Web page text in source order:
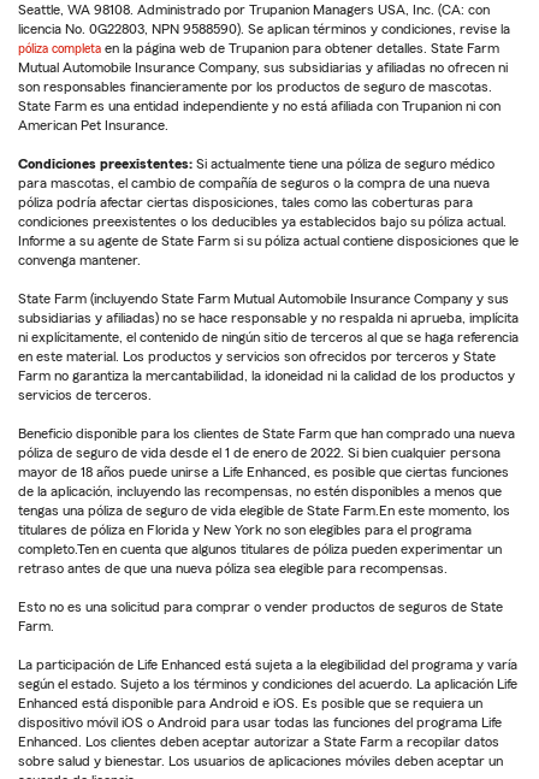
Seattle, WA 98108. Administrado por Trupanion Managers USA, Inc. (CA: con
licencia No. 0G22803, NPN 9588590). Se aplican términos y condiciones, revise la
póliza completa en la página web de Trupanion para obtener detalles. State Farm
Mutual Automobile Insurance Company, sus subsidiarias y afiliadas no ofrecen ni
son responsables financieramente por los productos de seguro de mascotas.
State Farm es una entidad independiente y no está afiliada con Trupanion ni con
American Pet Insurance.
Condiciones preexistentes: Si actualmente tiene una póliza de seguro médico
para mascotas, el cambio de compañía de seguros o la compra de una nueva
póliza podría afectar ciertas disposiciones, tales como las coberturas para
condiciones preexistentes o los deducibles ya establecidos bajo su póliza actual.
Informe a su agente de State Farm si su póliza actual contiene disposiciones que le
convenga mantener.
State Farm (incluyendo State Farm Mutual Automobile Insurance Company y sus
subsidiarias y afiliadas) no se hace responsable y no respalda ni aprueba, implícita
ni explícitamente, el contenido de ningún sitio de terceros al que se haga referencia
en este material. Los productos y servicios son ofrecidos por terceros y State
Farm no garantiza la mercantabilidad, la idoneidad ni la calidad de los productos y
servicios de terceros.
Beneficio disponible para los clientes de State Farm que han comprado una nueva
póliza de seguro de vida desde el 1 de enero de 2022. Si bien cualquier persona
mayor de 18 años puede unirse a Life Enhanced, es posible que ciertas funciones
de la aplicación, incluyendo las recompensas, no estén disponibles a menos que
tengas una póliza de seguro de vida elegible de State Farm.En este momento, los
titulares de póliza en Florida y New York no son elegibles para el programa
completo.Ten en cuenta que algunos titulares de póliza pueden experimentar un
retraso antes de que una nueva póliza sea elegible para recompensas.
Esto no es una solicitud para comprar o vender productos de seguros de State
Farm.
La participación de Life Enhanced está sujeta a la elegibilidad del programa y varía
según el estado. Sujeto a los términos y condiciones del acuerdo. La aplicación Life
Enhanced está disponible para Android e iOS. Es posible que se requiera un
dispositivo móvil iOS o Android para usar todas las funciones del programa Life
Enhanced. Los clientes deben aceptar autorizar a State Farm a recopilar datos
sobre salud y bienestar. Los usuarios de aplicaciones móviles deben aceptar un